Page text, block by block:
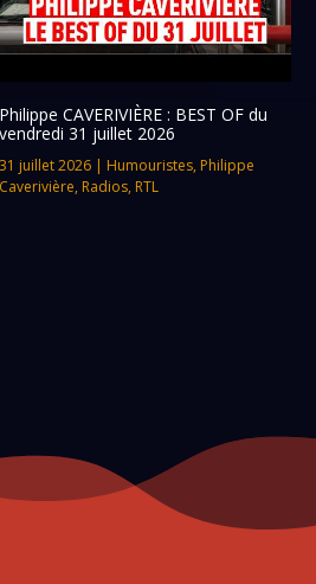
Philippe CAVERIVIÈRE : BEST OF du
vendredi 31 juillet 2026
31 juillet 2026| Humouristes, Philippe
Caverivière, Radios, RTL